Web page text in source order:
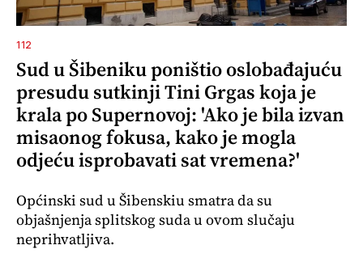
112
Sud u Šibeniku poništio oslobađajuću
presudu sutkinji Tini Grgas koja je
krala po Supernovoj: 'Ako je bila izvan
misaonog fokusa, kako je mogla
odjeću isprobavati sat vremena?'
Općinski sud u Šibenskiu smatra da su
objašnjenja splitskog suda u ovom slučaju
neprihvatljiva.